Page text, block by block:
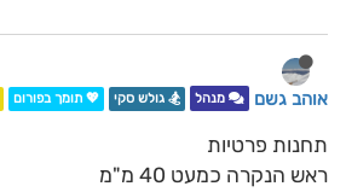
אוהב גשם מנהל 🏂 גולש סקי 💖 תומך בפורום
תחנות פרטיות
ראש הנקרה כמעט 40 מ"מ